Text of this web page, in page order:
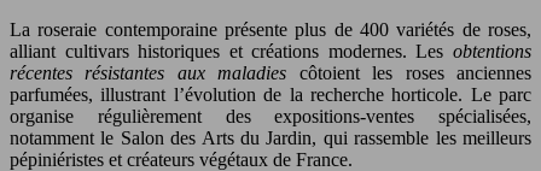
La roseraie contemporaine présente plus de 400 variétés de roses,
alliant cultivars historiques et créations modernes. Les obtentions
récentes résistantes aux maladies côtoient les roses anciennes
parfumées, illustrant l’évolution de la recherche horticole. Le parc
organise régulièrement des expositions-ventes spécialisées,
notamment le Salon des Arts du Jardin, qui rassemble les meilleurs
pépiniéristes et créateurs végétaux de France.